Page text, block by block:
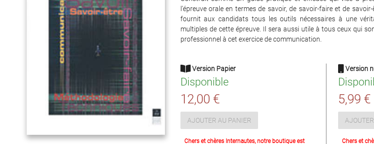
l’épreuve orale en termes de savoir, de savoir-faire et de
fournit aux candidats tous les outils nécessaires à une
multiples de cette épreuve. Il sera aussi utile à tous ceux qui
professionnel à cet exercice de communication.
Version Papier
Disponible
12,00 €
AJOUTER AU PANIER
Chers et chères Internautes, notre boutique est
Version
5,99 €
Chers et